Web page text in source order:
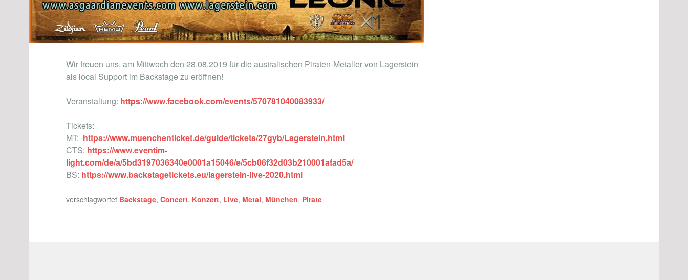
Wir freuen uns, am Mittwoch den 28.08.2019 für die australischen Piraten-Metaller von Lagerstein
als local Support im Backstage zu eröffnen!
Veranstaltung: https://www.facebook.com/events/570781040083933/
Tickets:
MT: https://www.muenchenticket.de/guide/tickets/27gyb/Lagerstein.html
CTS: https://www.eventim-
light.com/de/a/5bd3197036340e0001a15046/e/5cb06f32d03b210001afad5a/
BS: https://www.backstagetickets.eu/lagerstein-live-2020.html
verschlagwortet Backstage, Concert, Konzert, Live, Metal, München, Pirate